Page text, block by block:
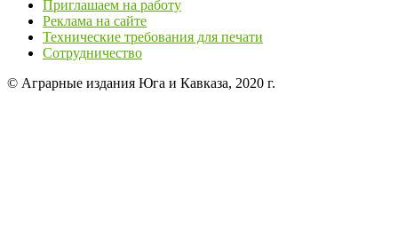
Приглашаем на работу
Реклама на сайте
Технические требования для печати
Сотрудничество
© Аграрные издания Юга и Кавказа, 2020 г.